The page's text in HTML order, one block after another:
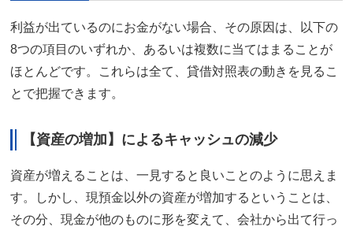
利益が出ているのにお金がない場合、その原因は、以下の
8つの項目のいずれか、あるいは複数に当てはまることが
ほとんどです。これらは全て、貸借対照表の動きを見るこ
とで把握できます。
【資産の増加】によるキャッシュの減少
資産が増えることは、一見すると良いことのように思えま
す。しかし、現預金以外の資産が増加するということは、
その分、現金が他のものに形を変えて、会社から出て行っ